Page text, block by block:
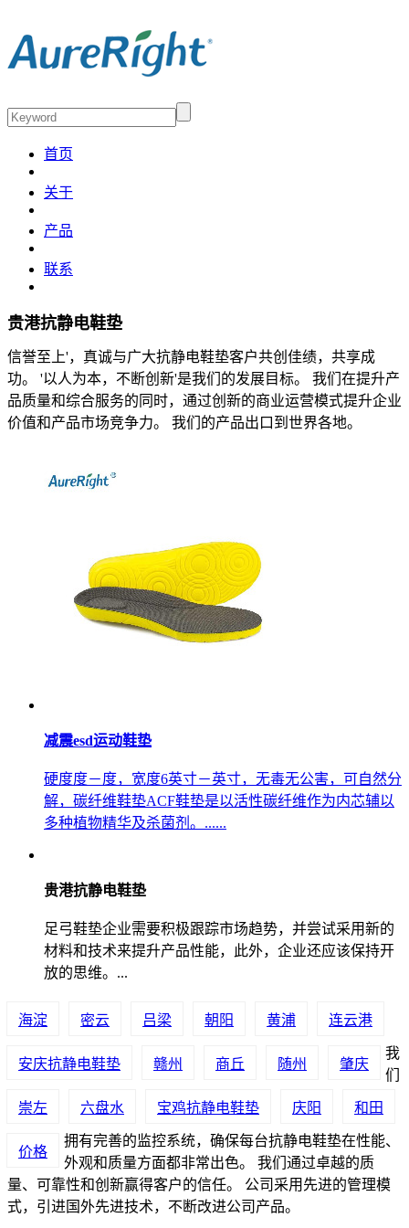
首页
关于
产品
联系
贵港抗静电鞋垫
信誉至上'，真诚与广大抗静电鞋垫客户共创佳绩，共享成
功。 '以人为本，不断创新'是我们的发展目标。 我们在提升产
品质量和综合服务的同时，通过创新的商业运营模式提升企业
价值和产品市场竞争力。 我们的产品出口到世界各地。
减震esd运动鞋垫
硬度度－度，宽度6英寸－英寸，无毒无公害，可自然分
解，碳纤维鞋垫ACF鞋垫是以活性碳纤维作为内芯辅以
多种植物精华及杀菌剂。......
贵港抗静电鞋垫
足弓鞋垫企业需要积极跟踪市场趋势，并尝试采用新的
材料和技术来提升产品性能，此外，企业还应该保持开
放的思维。...
海淀 密云 吕梁 朝阳 黄浦 连云港
安庆抗静电鞋垫 赣州 商丘 随州 肇庆
崇左 六盘水 宝鸡抗静电鞋垫 庆阳 和田
价格
我
们
拥有完善的监控系统，确保每台抗静电鞋垫在性能、
外观和质量方面都非常出色。 我们通过卓越的质
量、可靠性和创新赢得客户的信任。 公司采用先进的管理模
式，引进国外先进技术，不断改进公司产品。